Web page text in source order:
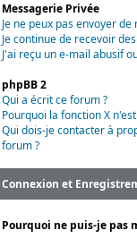
Messagerie Privée
Je ne peux pas envoyer
Je continue de recevoir
J'ai reçu un e-mail abusif
phpBB 2
Qui a écrit ce forum ?
Pourquoi la fonction X
Qui dois-je contacter à
forum ?
Connexion et
Pourquoi ne puis-je pas